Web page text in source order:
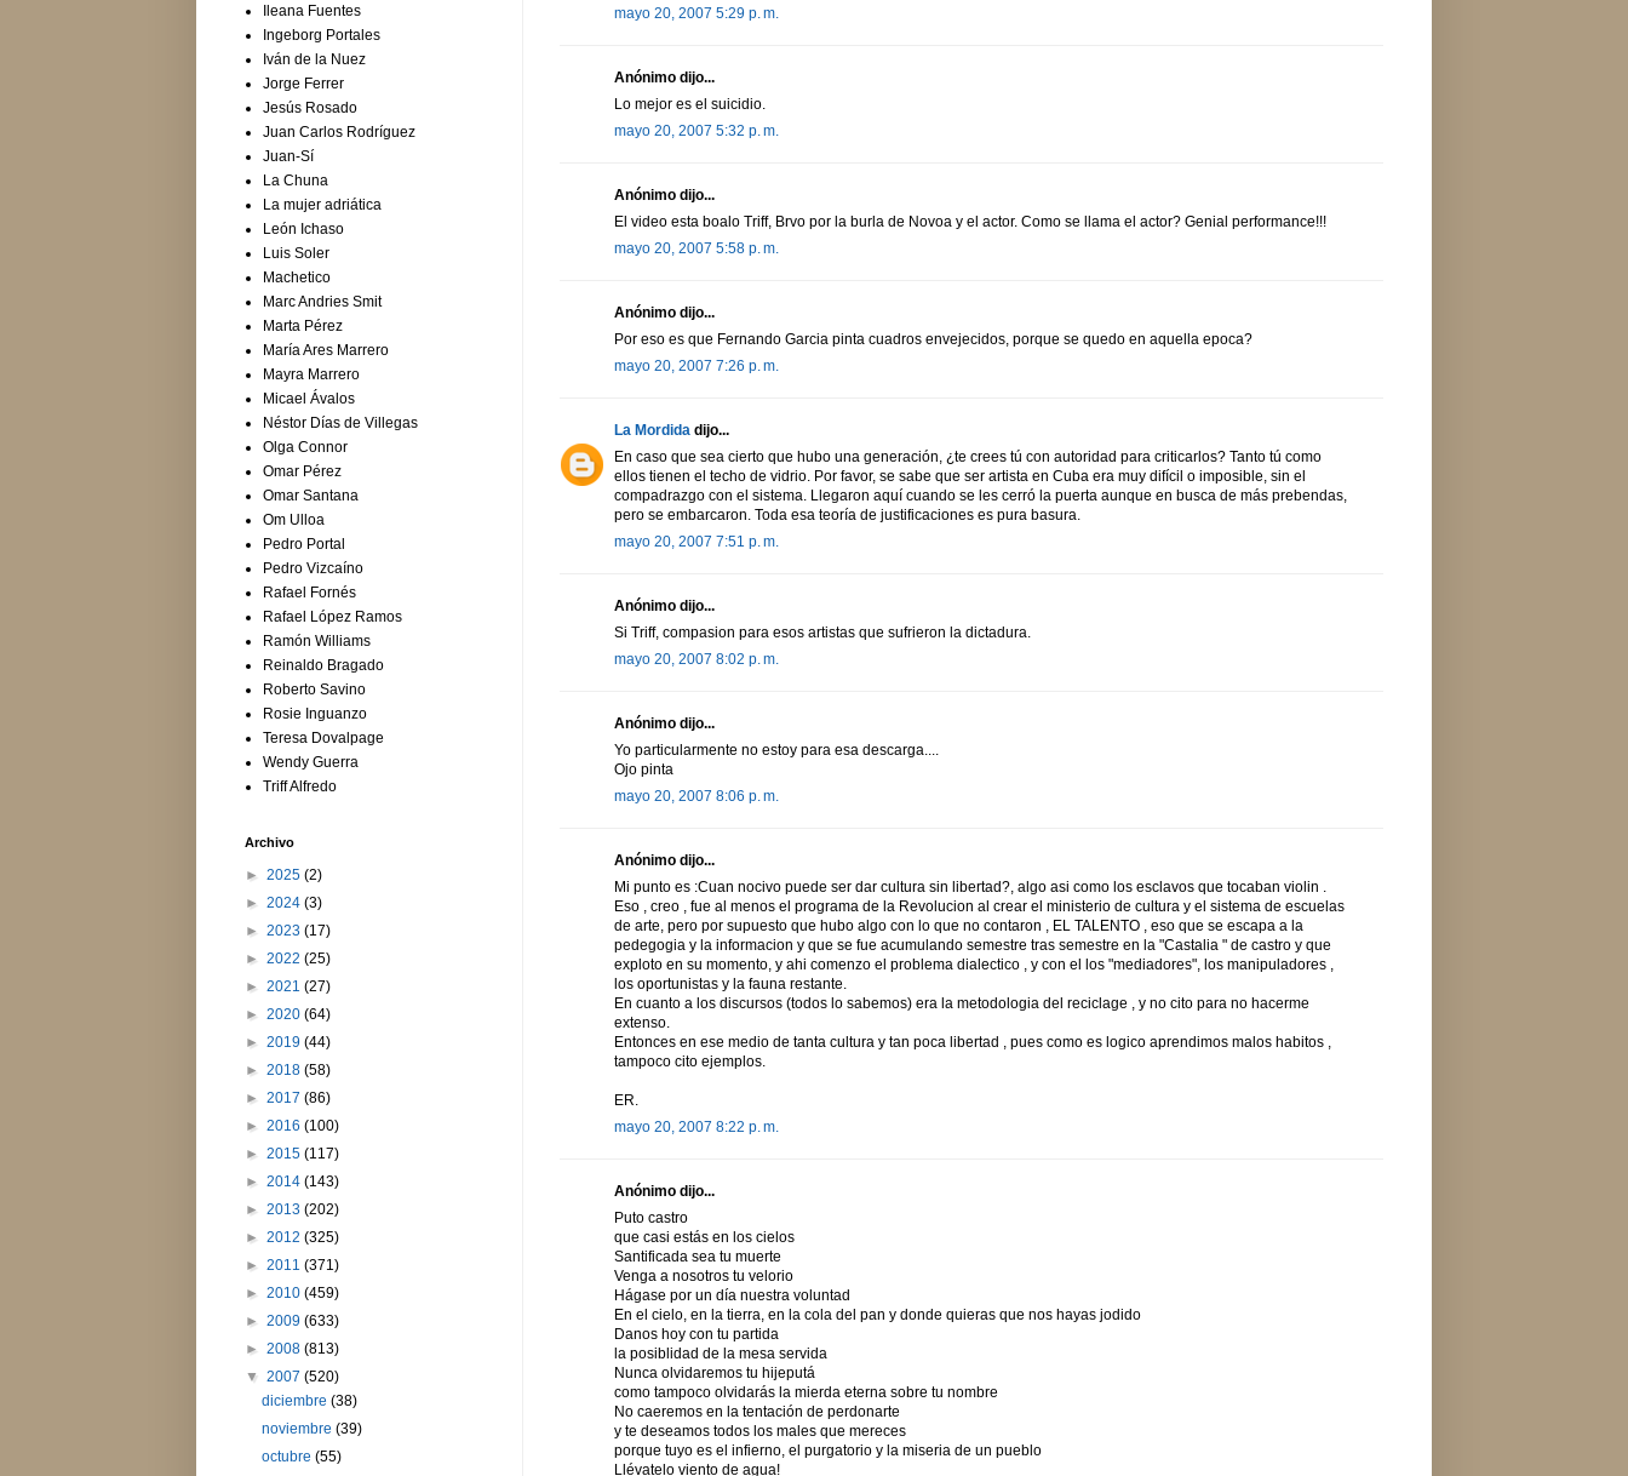
mayo 20, 2007 5:29 p. m.
Anónimo dijo...
Lo mejor es el suicidio.
mayo 20, 2007 5:32 p. m.
Anónimo dijo...
El video esta boalo Triff, Brvo por la burla de Novoa y el actor. Como se llama el actor? Genial performance!!!
mayo 20, 2007 5:58 p. m.
Anónimo dijo...
Por eso es que Fernando Garcia pinta cuadros envejecidos, porque se quedo en aquella epoca?
mayo 20, 2007 7:26 p. m.
La Mordida dijo...
En caso que sea cierto que hubo una generación, ¿te crees tú con autoridad para criticarlos? Tanto tú como
ellos tienen el techo de vidrio. Por favor, se sabe que ser artista en Cuba era muy difícil o imposible, sin el
compadrazgo con el sistema. Llegaron aquí cuando se les cerró la puerta aunque en busca de más prebendas,
pero se embarcaron. Toda esa teoría de justificaciones es pura basura.
mayo 20, 2007 7:51 p. m.
Anónimo dijo...
Si Triff, compasion para esos artistas que sufrieron la dictadura.
mayo 20, 2007 8:02 p. m.
Anónimo dijo...
Yo particularmente no estoy para esa descarga....
Ojo pinta
mayo 20, 2007 8:06 p. m.
Anónimo dijo...
Mi punto es :Cuan nocivo puede ser dar cultura sin libertad?, algo asi como los esclavos que tocaban violin .
Eso , creo , fue al menos el programa de la Revolucion al crear el ministerio de cultura y el sistema de escuelas
de arte, pero por supuesto que hubo algo con lo que no contaron , EL TALENTO , eso que se escapa a la
pedegogia y la informacion y que se fue acumulando semestre tras semestre en la "Castalia " de castro y que
exploto en su momento, y ahi comenzo el problema dialectico , y con el los "mediadores", los manipuladores ,
los oportunistas y la fauna restante.
En cuanto a los discursos (todos lo sabemos) era la metodologia del reciclage , y no cito para no hacerme
extenso.
Entonces en ese medio de tanta cultura y tan poca libertad , pues como es logico aprendimos malos habitos ,
tampoco cito ejemplos.
ER.
mayo 20, 2007 8:22 p. m.
Anónimo dijo...
Puto castro
que casi estás en los cielos
Santificada sea tu muerte
Venga a nosotros tu velorio
Hágase por un día nuestra voluntad
En el cielo, en la tierra, en la cola del pan y donde quieras que nos hayas jodido
Danos hoy con tu partida
la posiblidad de la mesa servida
Nunca olvidaremos tu hijeputá
como tampoco olvidarás la mierda eterna sobre tu nombre
No caeremos en la tentación de perdonarte
y te deseamos todos los males que mereces
porque tuyo es el infierno, el purgatorio y la miseria de un pueblo
Llévatelo viento de agua!
Ileana Fuentes
Ingeborg Portales
Iván de la Nuez
Jorge Ferrer
Jesús Rosado
Juan Carlos Rodríguez
Juan-Sí
La Chuna
La mujer adriática
León Ichaso
Luis Soler
Machetico
Marc Andries Smit
Marta Pérez
María Ares Marrero
Mayra Marrero
Micael Ávalos
Néstor Días de Villegas
Olga Connor
Omar Pérez
Omar Santana
Om Ulloa
Pedro Portal
Pedro Vizcaíno
Rafael Fornés
Rafael López Ramos
Ramón Williams
Reinaldo Bragado
Roberto Savino
Rosie Inguanzo
Teresa Dovalpage
Wendy Guerra
Triff Alfredo
Archivo
► 2025 (2)
► 2024 (3)
► 2023 (17)
► 2022 (25)
► 2021 (27)
► 2020 (64)
► 2019 (44)
► 2018 (58)
► 2017 (86)
► 2016 (100)
► 2015 (117)
► 2014 (143)
► 2013 (202)
► 2012 (325)
► 2011 (371)
► 2010 (459)
► 2009 (633)
► 2008 (813)
▼ 2007 (520)
diciembre(38)
noviembre(39)
octubre(55)